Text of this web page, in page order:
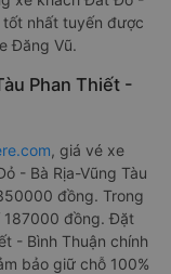
tốt nhất tuyến được
Đăng Vũ.
Phan Thiết -
, giá vé xe
- Bà Rịa-Vũng Tàu
đồng. Trong
187000 đồng. Đặt
- Bình Thuận chính
bảo giữ chỗ 100%